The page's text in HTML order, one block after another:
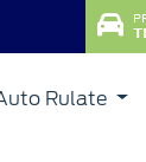
Rulate